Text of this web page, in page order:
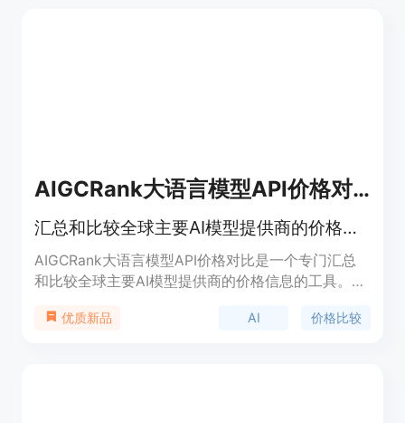
AIGCRank大语言模型API价格对比
汇总和比较全球主要AI模型提供商的价格信息
AIGCRank大语言模型API价格对比是一个专门汇总
和比较全球主要AI模型提供商的价格信息的工具。它
包括一些免费的AI大模型API。通过这个平台，用户
优质新品 AI 价格比较